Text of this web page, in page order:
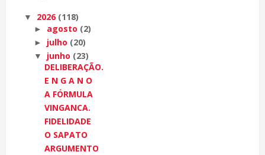
▼ 2026 (118)
► agosto (2)
► julho (20)
▼ junho (23)
DELIBERAÇÃO.
E N G A N O
A FÓRMULA
VINGANCA.
FIDELIDADE
O SAPATO
ARGUMENTO